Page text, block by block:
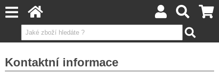
Kontaktní informace